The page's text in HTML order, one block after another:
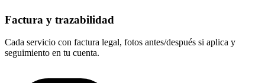
Factura y trazabilidad
Cada servicio con factura legal, fotos antes/después si aplica y
seguimiento en tu cuenta.